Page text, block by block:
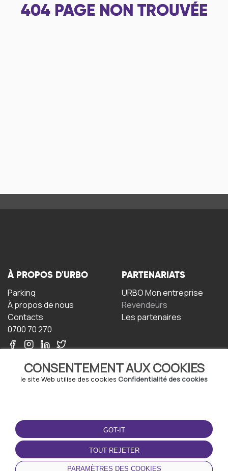
404 PAGE NON TROUVÉE
CONSENTEMENT AUX COOKIES
le site Web utilise des cookies Confidentialité des cookies
GOT-IT
TOUT REJETER
PARAMÈTRES DES COOKIES
À PROPOS D'URBO
Parking
À propos de nous
Contacts
0700 70 270
PARTENARIATS
URBO Mon entreprise
Revendeurs
Les partenaires
TERMS-OF-USE
Termes et conditions
Politique de confidentialité
Politique relative aux
cookies
TÉLÉCHARGEZ
L'APPLICATION